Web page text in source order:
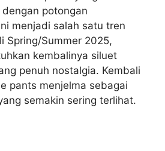
potongan
menjadi salah satu tren
Spring/Summer 2025,
kembalinya siluet
penuh nostalgia. Kembali
pants menjelma sebagai
semakin sering terlihat.